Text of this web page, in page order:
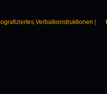
,Verbalkonstruktionen